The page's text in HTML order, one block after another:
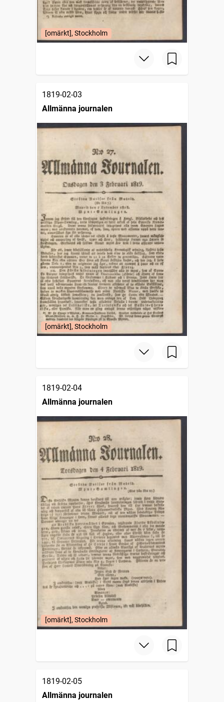
[omärkt], Stockholm
1819-02-03
Allmänna journalen
[omärkt], Stockholm
1819-02-04
Allmänna journalen
[omärkt], Stockholm
1819-02-05
Allmänna journalen